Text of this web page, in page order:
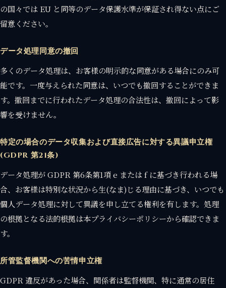
の国々では EU と同等のデータ保護水準が保証され得ない点にご
留意ください。
データ処理同意の撤回
多くのデータ処理は、お客様の明示的な同意がある場合にのみ可
能です。一度与えられた同意は、いつでも撤回することができま
す。撤回までに行われたデータ処理の合法性は、撤回によって影
響を受けません。
特定の場合のデータ収集および直接広告に対する異議申立権
(GDPR 第21条)
データ処理が GDPR 第6条第1項 e または f に基づき行われる場
合、お客様は特別な状況から生(なま)じる理由に基づき、いつでも
個人データ処理に対して異議を申し立てる権利を有します。処理
の根拠となる法的根拠は本プライバシーポリシーから確認できま
す。
所管監督機関への苦情申立権
GDPR 違反があった場合、関係者は監督機関、特に通常の居住